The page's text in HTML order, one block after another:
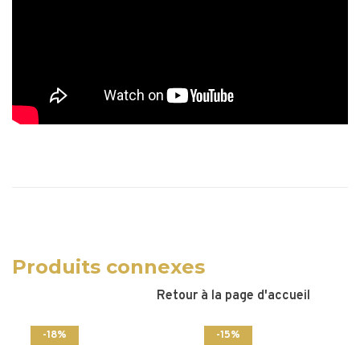
Produits connexes
Retour à la page d'accueil
-18% -15%